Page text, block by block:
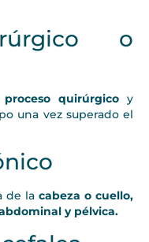
o
quirúrgicoy
una vez superado el
de la cabeza o cuello,
y pélvica.